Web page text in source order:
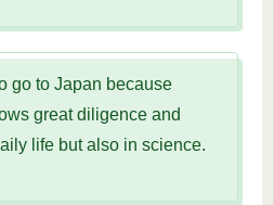
go to Japan because
great diligence and
life but also in science.